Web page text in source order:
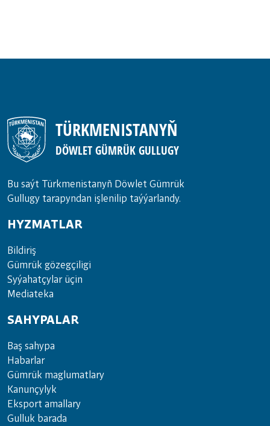
TÜRKMENISTANYŇ
DÖWLET GÜMRÜK GULLUGY
Bu saýt Türkmenistanyñ Döwlet Gümrük
Gullugy tarapyndan işlenilip taýýarlandy.
HYZMATLAR
Bil­di­riş
Güm­rük gö­zeg­çi­li­gi
Sy­ýa­hat­çy­lar ü­çin
Media­teka
SAHYPALAR
Baş sahypa
Habarlar
Gümrük maglumatlary
Kanunçylyk
Eksport amallary
Gulluk barada